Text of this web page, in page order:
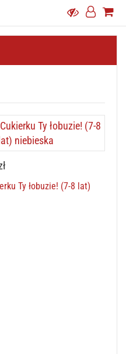
Ty łobuzie! (7-8 lat)